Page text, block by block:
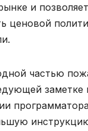
и
ценовой
частью
заметке